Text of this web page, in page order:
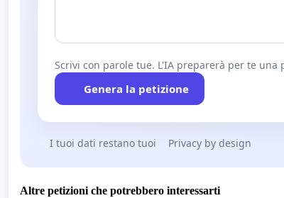
Scrivi con parole tue. L'IA preparerà per te una
Genera la petizione
I tuoi dati restano tuoi Privacy by design
Altre petizioni che potrebbero interessarti